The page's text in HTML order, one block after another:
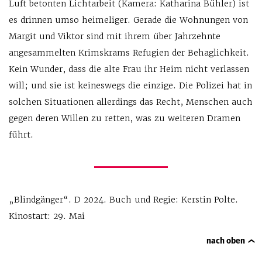
Luft betonten Lichtarbeit (Kamera: Katharina Bühler) ist
es drinnen umso heimeliger. Gerade die Wohnungen von
Margit und Viktor sind mit ihrem über Jahrzehnte
angesammelten Krimskrams Refugien der Behaglichkeit.
Kein Wunder, dass die alte Frau ihr Heim nicht verlassen
will; und sie ist keineswegs die einzige. Die Polizei hat in
solchen Situationen allerdings das Recht, Menschen auch
gegen deren Willen zu retten, was zu weiteren Dramen
führt.
„Blindgänger“. D 2024. Buch und Regie: Kerstin Polte.
Kinostart: 29. Mai
nach oben